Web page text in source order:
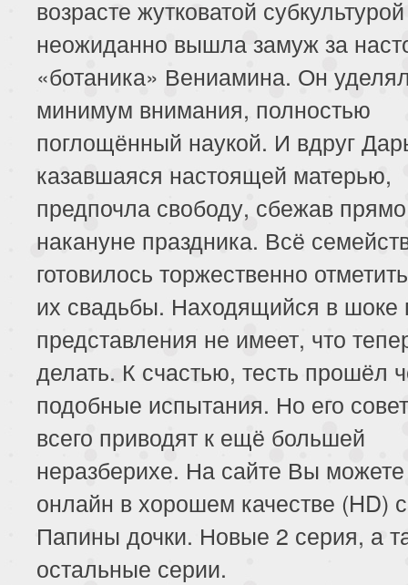
возрасте жутковатой субкультурой
неожиданно вышла замуж за
«ботаника» Вениамина. Он
минимум внимания, полностью
поглощённый наукой. И вдруг
казавшаяся настоящей матерью,
предпочла свободу, сбежав прямо
накануне праздника. Всё
готовилось торжественно
их свадьбы. Находящийся в
представления не имеет, что
делать. К счастью, тесть прошёл
подобные испытания. Но его
всего приводят к ещё большей
неразберихе. На сайте Вы можете
онлайн в хорошем качестве (HD)
Папины дочки. Новые 2 серия, а
остальные серии.